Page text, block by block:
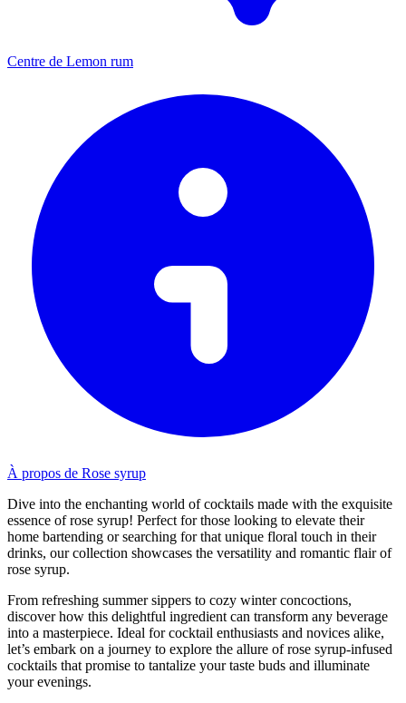
Centre de Lemon rum
À propos de Rose syrup
Dive into the enchanting world of cocktails made with the exquisite
essence of rose syrup! Perfect for those looking to elevate their
home bartending or searching for that unique floral touch in their
drinks, our collection showcases the versatility and romantic flair of
rose syrup.
From refreshing summer sippers to cozy winter concoctions,
discover how this delightful ingredient can transform any beverage
into a masterpiece. Ideal for cocktail enthusiasts and novices alike,
let’s embark on a journey to explore the allure of rose syrup-infused
cocktails that promise to tantalize your taste buds and illuminate
your evenings.